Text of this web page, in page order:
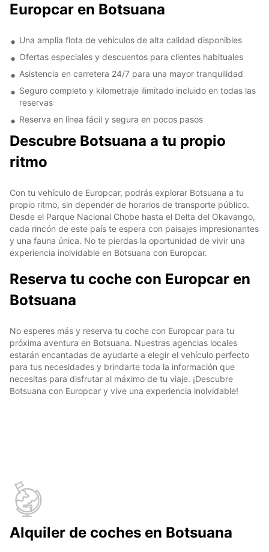
Europcar en Botsuana
Una amplia flota de vehículos de alta calidad disponibles
Ofertas especiales y descuentos para clientes habituales
Asistencia en carretera 24/7 para una mayor tranquilidad
Seguro completo y kilometraje ilimitado incluido en todas las
reservas
Reserva en línea fácil y segura en pocos pasos
Descubre Botsuana a tu propio
ritmo
Con tu vehículo de Europcar, podrás explorar Botsuana a tu
propio ritmo, sin depender de horarios de transporte público.
Desde el Parque Nacional Chobe hasta el Delta del Okavango,
cada rincón de este país te espera con paisajes impresionantes
y una fauna única. No te pierdas la oportunidad de vivir una
experiencia inolvidable en Botsuana con Europcar.
Reserva tu coche con Europcar en
Botsuana
No esperes más y reserva tu coche con Europcar para tu
próxima aventura en Botsuana. Nuestras agencias locales
estarán encantadas de ayudarte a elegir el vehículo perfecto
para tus necesidades y brindarte toda la información que
necesitas para disfrutar al máximo de tu viaje. ¡Descubre
Botsuana con Europcar y vive una experiencia inolvidable!
Alquiler de coches en Botsuana